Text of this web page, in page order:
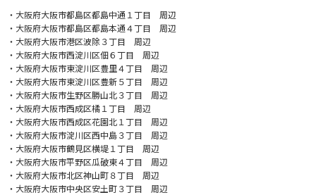
・ 大阪府大阪市都島区都島中通１丁目 周辺
・大阪府大阪市都島区都島本通４丁目 周辺
・大阪府大阪市港区波除３丁目 周辺
・大阪府大阪市西淀川区佃６丁目 周辺
・大阪府大阪市東淀川区豊里４丁目 周辺
・大阪府大阪市東淀川区豊新５丁目 周辺
・大阪府大阪市生野区勝山北３丁目 周辺
・大阪府大阪市西成区橘１丁目 周辺
・大阪府大阪市西成区花園北１丁目 周辺
・大阪府大阪市淀川区西中島３丁目 周辺
・大阪府大阪市鶴見区横堤１丁目 周辺
・大阪府大阪市平野区瓜破東４丁目 周辺
・大阪府大阪市北区神山町８丁目 周辺
・大阪府大阪市中央区安土町３丁目 周辺